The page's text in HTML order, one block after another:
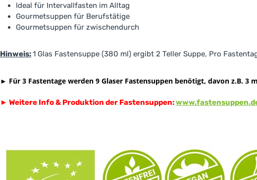
Ideal für Intervallfasten im Alltag
Gourmetsuppen für Berufstätige
Gourmetsuppen für zwischendurch
Hinweis:1 Glas Fastensuppe (380 ml) ergibt 2 Teller Suppe, Pro
► Für 3 Fastentage werden 9 Glaser Fastensuppen benötigt, davon z.B.
► Weitere Info & Produktion der Fastensuppen: